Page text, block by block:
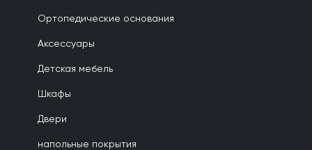
Ортопедические основания
Аксессуары
Детская мебель
Шкафы
Двери
напольные покрытия